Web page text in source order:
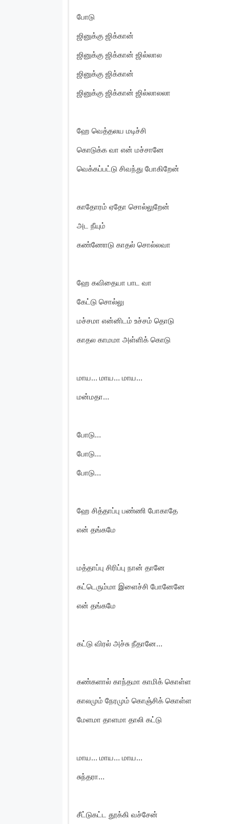
போடு
ஜினுக்கு ஜிக்கான்
ஜினுக்கு ஜிக்கான் ஜில்லால
ஜினுக்கு ஜிக்கான்
ஜினுக்கு ஜிக்கான் ஜில்லாலலா
ஹே வெத்தலய மடிச்சி
கொடுக்க வா என் மச்சானே
வெக்கப்பட்டு சிவந்து போகிறேன்
காதோரம் ஏதோ சொல்லுறேன்
அட நீயும்
கண்ணோடு காதல் சொல்லவா
ஹே கவிதையா பாட வா
கேட்டு சொல்லு
மச்சமா என்னிடம் உச்சம் தொடு
காதல காமமா அள்ளிக் கொடு
மாய… மாய… மாய…
மன்மதா…
போடு…
போடு…
போடு…
ஹே சித்தாப்பு பண்ணி போகாதே
என் தங்கமே
மத்தாப்பு சிரிப்பு நான் தானே
கட்டெரும்மா இளைச்சி போனேனே
என் தங்கமே
கட்டு விரல் அச்சு நீதானே…
கண்களால் காந்தமா காமிக் கொள்ள
காலமும் நேரமும் கொஞ்சிக் கொள்ள
மேளமா தாளமா தாலி கட்டு
மாய… மாய… மாய…
சுந்தரா…
சீட்டுகட்ட தூக்கி வச்சேன்